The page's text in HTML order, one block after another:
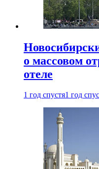
о массовом
отеле
1 год спустя1 год